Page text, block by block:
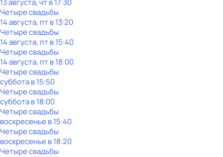
13 августа, чт в 17:30
Четыре свадьбы
14 августа, пт в 13:20
Четыре свадьбы
14 августа, пт в 15:40
Четыре свадьбы
14 августа, пт в 18:00
Четыре свадьбы
субботав15:50
Четыре свадьбы
субботав18:00
Четыре свадьбы
воскресенье в15:40
Четыре свадьбы
воскресенье в18:20
Четыре свадьбы